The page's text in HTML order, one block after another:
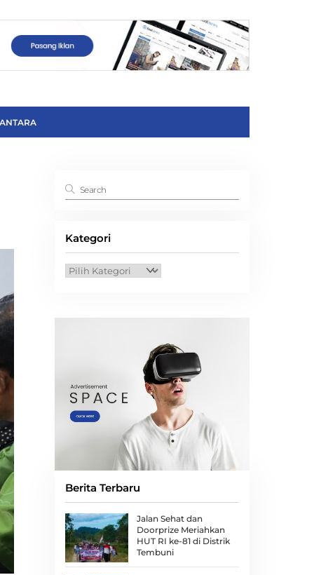
Kategori
Kategori
Berita Terbaru
Jalan Sehat dan
Doorprize Meriahkan
HUT RI ke-81 di Distrik
Tembuni